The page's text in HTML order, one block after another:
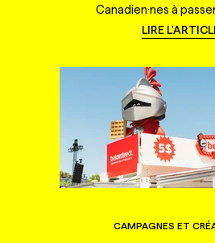
Canadien·nes à
LIRE
CAMPAGNES ET